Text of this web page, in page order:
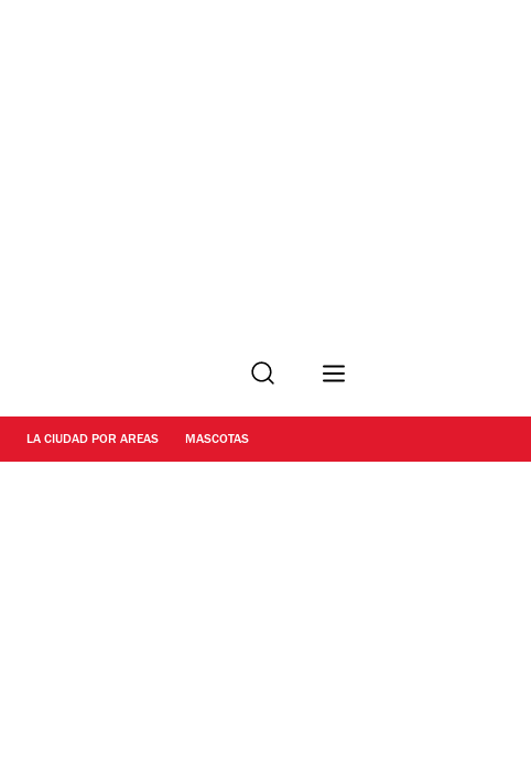
Buscar
LA CIUDAD POR AREAS MASCOTAS